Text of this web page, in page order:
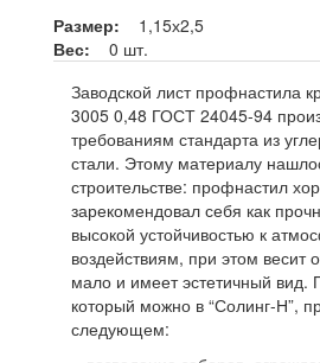
Размер:
1,15х2,5
Вес:
0 шт.
Заводской лист профнастила
3005 0,48 ГОСТ 24045-94
требованиям стандарта из
стали. Этому материалу
строительстве: профнастил
зарекомендовал себя как
высокой устойчивостью к
воздействиям, при этом весит
мало и имеет эстетичный вид.
который можно в “Солинг-Н”,
следующем: